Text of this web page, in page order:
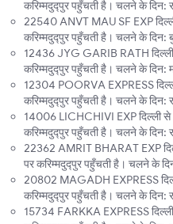
करिम्मदुद्पुर पहुँचती है। चलने के दिन:
22540 ANVT MAU SF EXP
करिम्मदुद्पुर पहुँचती है। चलने के दिन:
12436 JYG GARIB RATH
करिम्मदुद्पुर पहुँचती है। चलने के दिन:
12304 POORVA EXPRESS
करिम्मदुद्पुर पहुँचती है। चलने के दिन:
14006 LICHCHIVI EXP दिल्ली
करिम्मदुद्पुर पहुँचती है। चलने के दिन:
22362 AMRIT BHARAT EXP
पर करिम्मदुद्पुर पहुँचती है। चलने के
20802 MAGADH EXPRESS
करिम्मदुद्पुर पहुँचती है। चलने के दिन:
15734 FARKKA EXPRESS